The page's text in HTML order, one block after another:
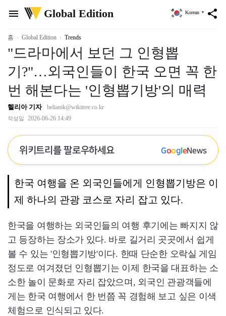
menu
위
키
리
Global Edition share
Korean ▼
홈 Global Edition Trends
"드라마에서 보던 그 인형뽑
기?"…외국인들이 한국 오면 꼭 한
번 해본다는 '인형뽑기방'의 매력
헬리아 기자 helianik@wikitree.co.kr
작성일 2026-06-26 14:49
위키트리를 팔로우하세요 GoogleNews
한국 여행을 온 외국인들에게 인형뽑기방은 이
제 하나의 관광 코스로 자리 잡고 있다.
한국을 여행하는 외국인들의 여행 후기에는 빠지지 않
고 등장하는 장소가 있다. 바로 길거리 곳곳에서 쉽게
볼 수 있는 '인형뽑기방'이다. 한때 단순한 오락실 게임
정도로 여겨졌던 인형뽑기는 이제 한국을 대표하는 소
소한 놀이 문화로 자리 잡았으며, 외국인 관광객들에
게는 한국 여행에서 한 번쯤 꼭 경험해 보고 싶은 이색
체험으로 인식되고 있다.